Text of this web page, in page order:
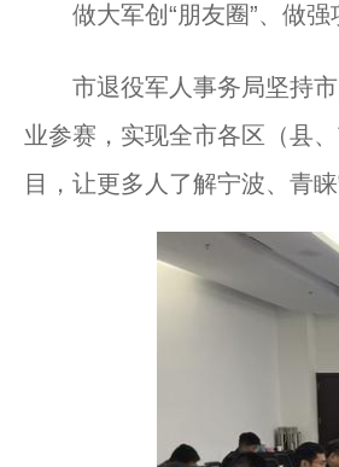
做大军创“朋友圈”、做强
市退役军人事务局坚持市
业参赛，实现全市各区（县
目，让更多人了解宁波、青